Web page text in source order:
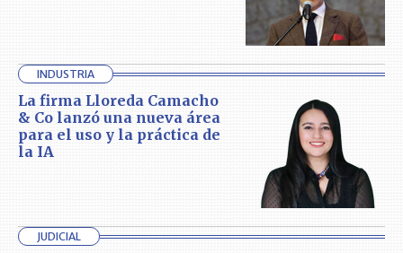
INDUSTRIA
La firma Lloreda Camacho
& Co lanzó una nueva área
para el uso y la práctica de
la IA
JUDICIAL